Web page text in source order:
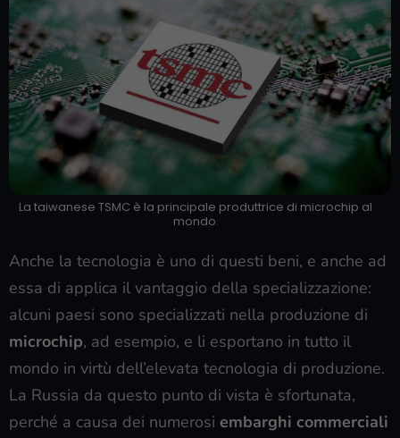
La taiwanese TSMC è la principale produttrice di microchip al
mondo.
Anche la tecnologia è uno di questi beni, e anche ad
essa di applica il vantaggio della specializzazione:
alcuni paesi sono specializzati nella produzione di
microchip, ad esempio, e li esportano in tutto il
mondo in virtù dell’elevata tecnologia di produzione.
La Russia da questo punto di vista è sfortunata,
perché a causa dei numerosi embarghi commerciali